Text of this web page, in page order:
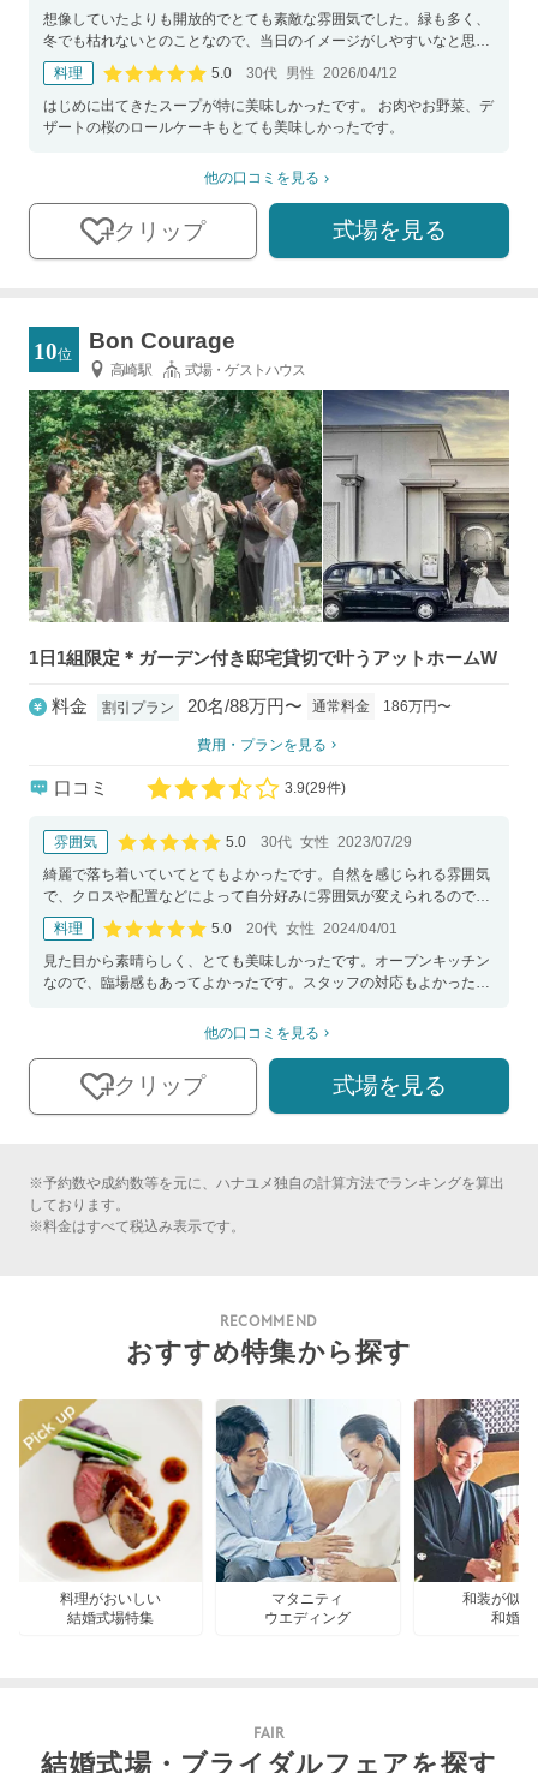
想像していたよりも開放的でとても素敵な雰囲気でした。緑も多く、
冬でも枯れないとのことなので、当日のイメージがしやすいなと思い
ました。
料理
口コミ評価
5.0 30代 男性 2026/04/12
はじめに出てきたスープが特に美味しかったです。 お肉やお野菜、デ
ザートの桜のロールケーキもとても美味しかったです。
他の口コミを見る
クリップ 式場を見る
10位
Bon Courage
高崎駅 式場・ゲストハウス
1日1組限定＊ガーデン付き邸宅貸切で叶うアットホームW
料金 割引プラン 20名/88万円〜 通常料金 186万円〜
費用・プランを見る
口コミ 口コミ評価
3.9(29件)
雰囲気
口コミ評価
5.0 30代 女性
2023/07/29
綺麗で落ち着いていてとてもよかったです。自然を感じられる雰囲気
で、クロスや配置などによって自分好みに雰囲気が変えられるので、
とても良いと思いました。
料理
口コミ評価
5.0 20代 女性
2024/04/01
見た目から素晴らしく、とても美味しかったです。オープンキッチン
なので、臨場感もあってよかったです。スタッフの対応もよかったで
他の口コミを見る
クリップ 式場を見る
※予約数や成約数等を元に、ハナユメ独自の計算方法でランキングを算出
しております。
※料金はすべて税込み表示です。
RECOMMEND
おすすめ特集から探す
料理がおいしい
結婚式場特集
マタニティ
ウエディング
和装が似合
和婚
FAIR
結婚式場・ブライダルフェアを探す